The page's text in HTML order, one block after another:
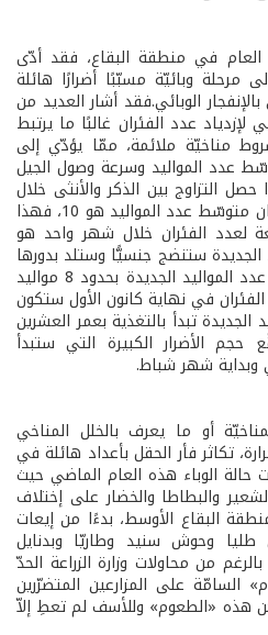
في منطقة البقاع، فقد أدّى
مرحلة وبائيّة مسبّبًا أضرارًا هائلة
الوبائي.فقد أشار العديد من
عدد الفئران غالبًا ما يرتبط
مناخيّة ملائمة، ممّا يؤدّي إلى
عدد المواليد وسرعة وصول الجيل
التزاوج بين الذكر والأنثى خلال
شهر تشرين الثاني وفي حال كان متوسّط عدد المواليد هو 10، فهذا
لعدد الفئران خلال شهر واحد هو
الجديدة ستنضج جنسيًّا وستلد بدورها
بعد شهرين، وإذا كان متوسّط عدد المواليد الجديدة بحدود 8 مواليد
في نهاية كانون الأول ستكون
الجديدة تبدأ بالتغذية بعمر العشرين
الأضرار الكبيرة التي ستبدأ
وبداية شهر شباط.
أو ما يعرف بالخلل المناخي
تكاثر فأر الحقل بأعداد هائلة في
حالة الوباء هذه العام الماضي حيث
والبطاطا والخضار على إختلاف
البقاع الأوسط، بدءًا من إيعات
طليا وحوش سنيد وطاريّا وبدنايل
من محاولات وزارة الزراعة الحدّ
على المزارعين المتضرّرين
هذه «الطعوم» وللأسف لم تعطِ إلاّ